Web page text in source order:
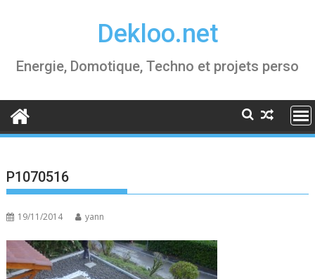
Dekloo.net
Energie, Domotique, Techno et projets perso
P1070516
19/11/2014 yann